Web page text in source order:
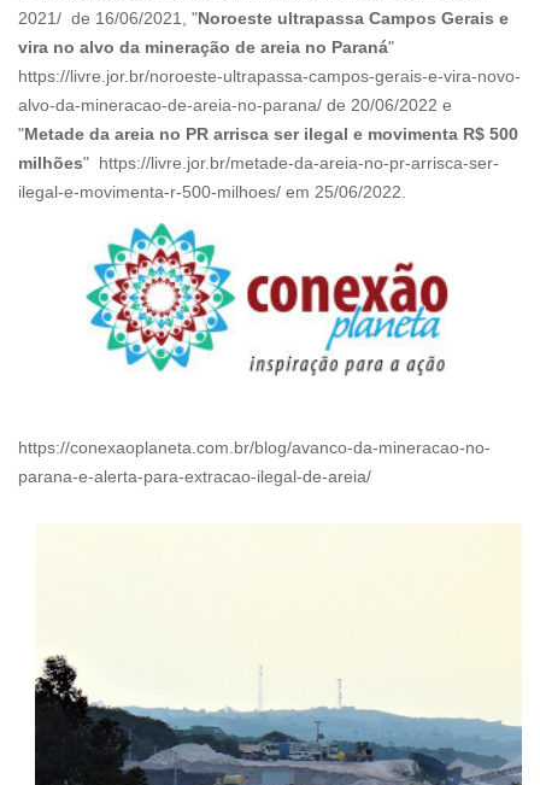
2021/ de 16/06/2021, "Noroeste ultrapassa Campos Gerais e
vira no alvo da mineração de areia no Paraná"
https://livre.jor.br/noroeste-ultrapassa-campos-gerais-e-vira-novo-
alvo-da-mineracao-de-areia-no-parana/ de 20/06/2022 e
"Metade da areia no PR arrisca ser ilegal e movimenta R$ 500
milhões" https://livre.jor.br/metade-da-areia-no-pr-arrisca-ser-
ilegal-e-movimenta-r-500-milhoes/ em 25/06/2022.
https://conexaoplaneta.com.br/blog/avanco-da-mineracao-no-
parana-e-alerta-para-extracao-ilegal-de-areia/